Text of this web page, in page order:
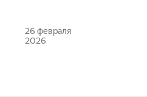
26 февраля
2026